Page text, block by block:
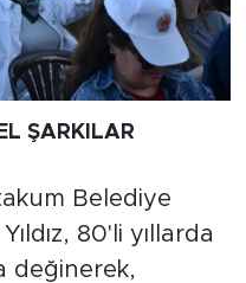
ŞARKILAR
Belediye
80'li yıllarda
değinerek,